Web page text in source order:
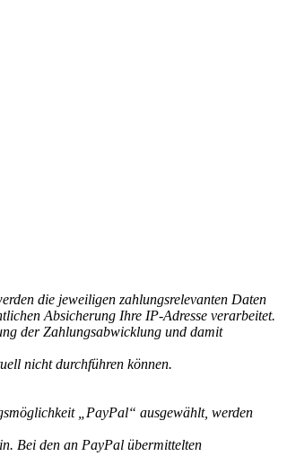
die jeweiligen zahlungsrelevanten Daten
Absicherung Ihre IP-Adresse verarbeitet.
der Zahlungsabwicklung und damit
nicht durchführen können.
„PayPal“ ausgewählt, werden
Bei den an PayPal übermittelten